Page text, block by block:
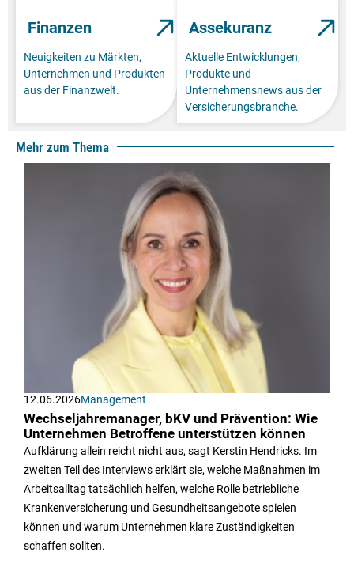
Finanzen
Neuigkeiten zu Märkten,
Unternehmen und Produkten
aus der Finanzwelt.
Assekuranz
Aktuelle Entwicklungen,
Produkte und
Unternehmensnews aus der
Versicherungsbranche.
Mehr zum Thema
12.06.2026Management
Wechseljahremanager, bKV und Prävention: Wie
Unternehmen Betroffene unterstützen können
Aufklärung allein reicht nicht aus, sagt Kerstin Hendricks. Im
zweiten Teil des Interviews erklärt sie, welche Maßnahmen im
Arbeitsalltag tatsächlich helfen, welche Rolle betriebliche
Krankenversicherung und Gesundheitsangebote spielen
können und warum Unternehmen klare Zuständigkeiten
schaffen sollten.